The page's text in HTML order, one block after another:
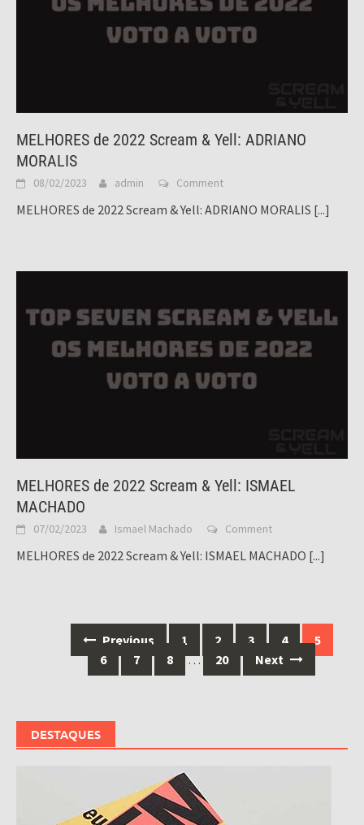
MELHORES de 2022 Scream & Yell: ADRIANO
MORALIS
08/02/2023 admin Comment
MELHORES de 2022 Scream & Yell: ADRIANO MORALIS [...]
MELHORES de 2022 Scream & Yell: ISMAEL
MACHADO
07/02/2023 Ismael Machado Comment
MELHORES de 2022 Scream & Yell: ISMAEL MACHADO [...]
navigation
Previous 1 2 3 4
5
6
7 8 … 20 Next
DESTAQUES